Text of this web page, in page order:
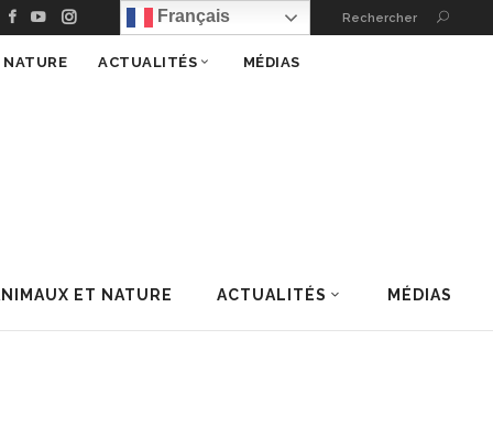
Français Rechercher
ET NATURE ACTUALITÉS MÉDIAS
ACTUALITÉS MÉDIAS